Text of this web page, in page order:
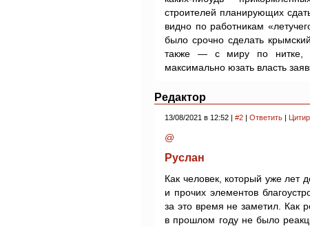
строителей планирующих
видно по работникам
было срочно сделать
также — с миру по нитке,
максимально юзать власть
Редактор
13/08/2021 в 12:52 | #2 | Ответить |
@
Руслан
Как человек, который уже лет
и прочих элементов
за это время не заметил. Как
в прошлом году не было